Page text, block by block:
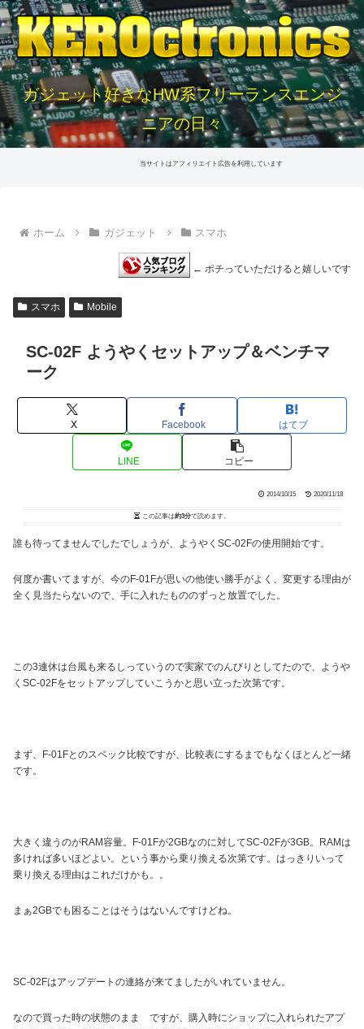
ガジェット好きなHW系フリーランスエンジ
ニアの日々
当サイトはアフィリエイト広告を利用しています
ホーム ガジェット スマホ
← ポチっていただけると嬉しいです
スマホ Mobile
SC-02F ようやくセットアップ＆ベンチマ
ーク
X Facebook はてブ
LINE コピー
2014/10/15 2020/11/18
この記事は約3分で読めます。
誰も待ってませんでしたでしょうが、ようやくSC-02Fの使用開始です。
何度か書いてますが、今のF-01Fが思いの他使い勝手がよく、変更する理由が
全く見当たらないので、手に入れたもののずっと放置でした。
この3連休は台風も来るしっていうので実家でのんびりとしてたので、ようや
くSC-02Fをセットアップしていこうかと思い立った次第です。
まず、F-01Fとのスペック比較ですが、比較表にするまでもなくほとんど一緒
です。
大きく違うのがRAM容量。F-01Fが2GBなのに対してSC-02Fが3GB。RAMは
多ければ多いほどよい。という事から乗り換える次第です。はっきりいって
乗り換える理由はこれだけかも。。
まぁ2GBでも困ることはそうはないんですけどね。
SC-02Fはアップデートの連絡が来てましたがいれていません。
なので買った時の状態のまま ですが、購入時にショップに入れられたアプ